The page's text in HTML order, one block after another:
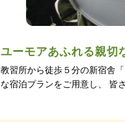
ユーモアあふれる親切
教習所から徒歩５分の新宿舎
な宿泊プランをご用意し、 皆